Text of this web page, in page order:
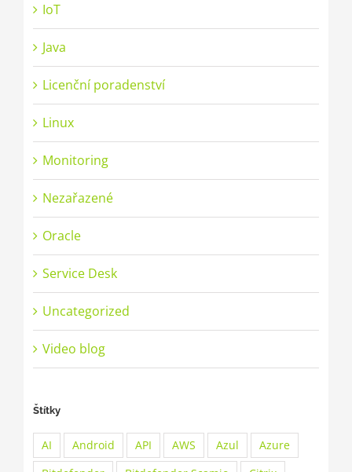
IoT
Java
Licenční poradenství
Linux
Monitoring
Nezařazené
Oracle
Service Desk
Uncategorized
Video blog
Štítky
AI Android API AWS Azul
Azure